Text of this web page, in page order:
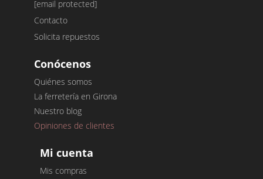
[email protected]
Contacto
Solicita repuestos
Conócenos
Quiénes somos
La ferretería en Girona
Nuestro blog
Opiniones de clientes
Mi cuenta
Mis compras